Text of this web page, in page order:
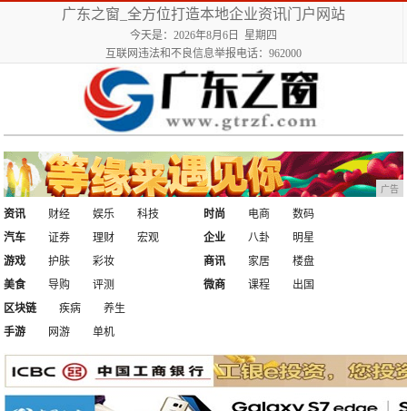
广东之窗_全方位打造本地企业资讯门户网站
今天是：2026年8月6日 星期四
互联网违法和不良信息举报电话：962000
广告
资讯 财经 娱乐
科技
汽车
证券 理财 宏观
时尚 电商
数码
企业
八卦
明星
游戏
护肤
彩妆
美食
导购 评测
商讯 家居
楼盘
微商
课程
出国
区块链
疾病
养生
手游
网游 单机